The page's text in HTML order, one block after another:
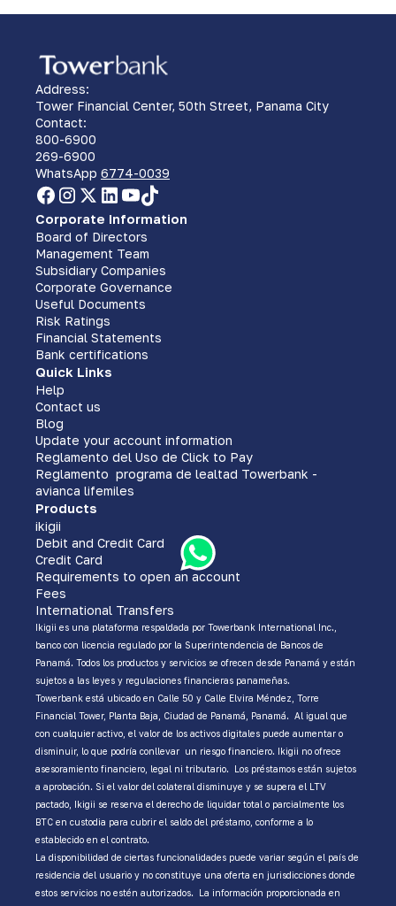
Address:
Tower Financial Center, 50th Street, Panama City
Contact:
800-6900
269-6900
WhatsApp 6774-0039
Corporate Information
Board of Directors
Management Team
Subsidiary Companies
Corporate Governance
Useful Documents
Risk Ratings
Financial Statements
Bank certifications
Quick Links
Help
Contact us
Blog
Update your account information
Reglamento del Uso de Click to Pay
Reglamento programa de lealtad Towerbank -
avianca lifemiles
Products
ikigii
Debit and Credit Card
Credit Card
Requirements to open an account
Fees
International Transfers
Ikigii es una plataforma respaldada por Towerbank International Inc.,
banco con licencia regulado por la Superintendencia de Bancos de
Panamá. Todos los productos y servicios se ofrecen desde Panamá y están
sujetos a las leyes y regulaciones financieras panameñas.
Towerbank está ubicado en Calle 50 y Calle Elvira Méndez, Torre
Financial Tower, Planta Baja, Ciudad de Panamá, Panamá. Al igual que
con cualquier activo, el valor de los activos digitales puede aumentar o
disminuir, lo que podría conllevar un riesgo financiero. Ikigii no ofrece
asesoramiento financiero, legal ni tributario. Los préstamos están sujetos
a aprobación. Si el valor del colateral disminuye y se supera el LTV
pactado, Ikigii se reserva el derecho de liquidar total o parcialmente los
BTC en custodia para cubrir el saldo del préstamo, conforme a lo
establecido en el contrato.
La disponibilidad de ciertas funcionalidades puede variar según el país de
residencia del usuario y no constituye una oferta en jurisdicciones donde
estos servicios no estén autorizados. La información proporcionada en